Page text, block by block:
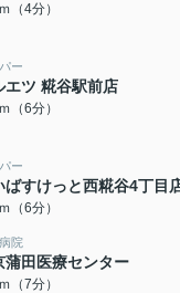
（4分）
ー
エツ 糀谷駅前店
（6分）
ー
ばすけっと西糀谷4丁目
（6分）
院
蒲田医療センター
（7分）